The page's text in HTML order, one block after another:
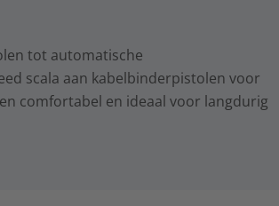
tot automatische
scala aan kabelbinderpistolen voor
comfortabel en ideaal voor langdurig